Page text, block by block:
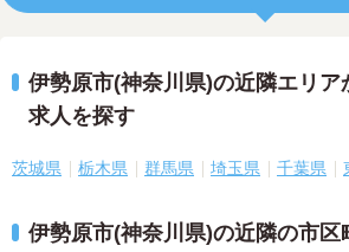
伊勢原市(神奈川県)の近隣エリア
求人を探す
茨城県 栃木県 群馬県 埼玉県 千葉県
伊勢原市(神奈川県)の近隣の市区